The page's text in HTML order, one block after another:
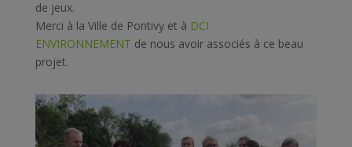
de jeux.
Merci à la Ville de Pontivy et à DCI
ENVIRONNEMENT de nous avoir associés à ce beau
projet.